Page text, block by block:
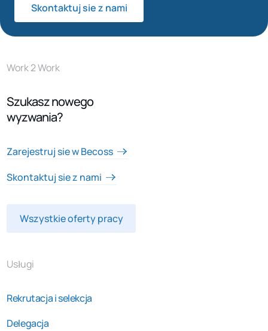
Skontaktuj sie z nami
Work 2 Work
Szukasz nowego
wyzwania?
Zarejestruj sie w Becoss
Skontaktuj sie z nami
Wszystkie oferty pracy
Usługi
Rekrutacja i selekcja
Delegacja